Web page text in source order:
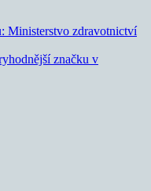
Ministerstvo zdravotnictví
značku v